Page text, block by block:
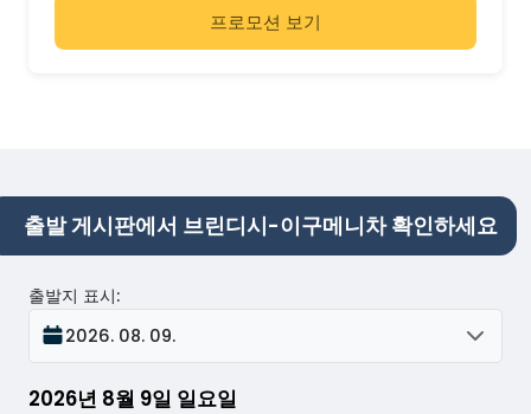
프로모션 보기
출발 게시판에서 브린디시-이구메니차 확인하세요
2026년 8월 9일 일요일
출발지 표시:
2026. 08. 09.